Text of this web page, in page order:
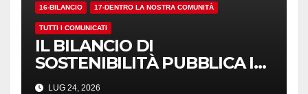
16-BILANCIO 17-DENTRO LA NOSTRA COMUNITÀ
TUTTI I COMUNICATI
IL BILANCIO DI
SOSTENIBILITÀ PUBBLICA I
NUMERI. MA I CRITERI?
LUG 24, 2026